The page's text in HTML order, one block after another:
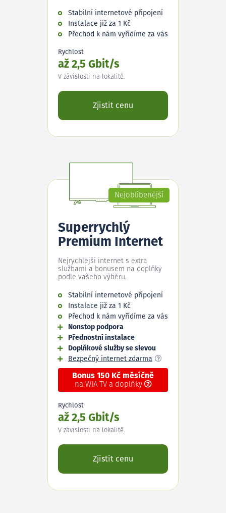
Stabilní internetové připojení
Instalace již za 1 Kč
Přechod k nám vyřídíme za vás
Rychlost
až 2,5 Gbit/s
V závislosti na lokalitě.
Zjistit cenu
Nejoblíbenější
Superrychlý
Premium Internet
Nejrychlejší internet s extra
službami a bonusem na doplňky
podle vašeho výběru.
Stabilní internetové připojení
Instalace již za 1 Kč
Přechod k nám vyřídíme za vás
Nonstop podpora
Přednostní instalace
Doplňkové služby se slevou
Bezpečný internet zdarma
Bonus 150 Kč měsíčně
na WIA TV a doplňky
Rychlost
až 2,5 Gbit/s
V závislosti na lokalitě.
Zjistit cenu